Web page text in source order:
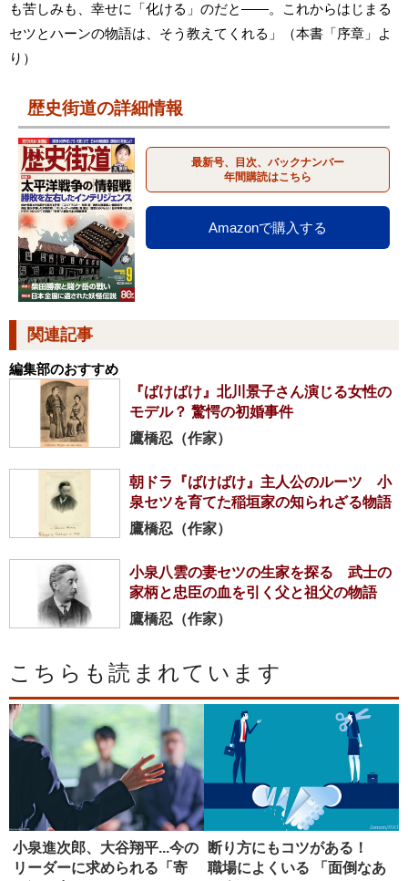
も苦しみも、幸せに「化ける」のだと――。これからはじまる
セツとハーンの物語は、そう教えてくれる」（本書「序章」よ
り）
歴史街道の詳細情報
最新号、目次、バックナンバー
年間購読はこちら
Amazonで購入する
関連記事
編集部のおすすめ
『ばけばけ』北川景子さん演じる女性の
モデル？ 驚愕の初婚事件
鷹橋忍（作家）
朝ドラ『ばけばけ』主人公のルーツ 小
泉セツを育てた稲垣家の知られざる物語
鷹橋忍（作家）
小泉八雲の妻セツの生家を探る 武士の
家柄と忠臣の血を引く父と祖父の物語
鷹橋忍（作家）
こちらも読まれています
小泉進次郎、大谷翔平...今の
リーダーに求められる「寄
断り方にもコツがある！
職場によくいる 「面倒なあ